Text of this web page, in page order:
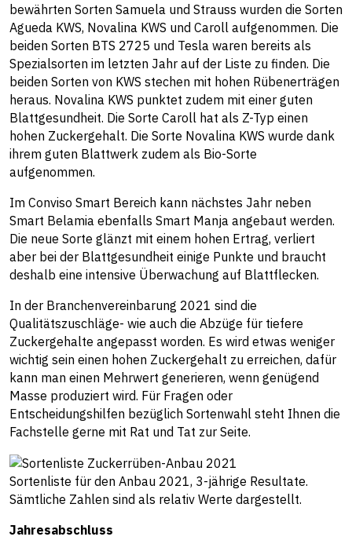
bewährten Sorten Samuela und Strauss wurden die Sorten
Agueda KWS, Novalina KWS und Caroll aufgenommen. Die
beiden Sorten BTS 2725 und Tesla waren bereits als
Spezialsorten im letzten Jahr auf der Liste zu finden. Die
beiden Sorten von KWS stechen mit hohen Rübenerträgen
heraus. Novalina KWS punktet zudem mit einer guten
Blattgesundheit. Die Sorte Caroll hat als Z-Typ einen
hohen Zuckergehalt. Die Sorte Novalina KWS wurde dank
ihrem guten Blattwerk zudem als Bio-Sorte
aufgenommen.
Im Conviso Smart Bereich kann nächstes Jahr neben
Smart Belamia ebenfalls Smart Manja angebaut werden.
Die neue Sorte glänzt mit einem hohen Ertrag, verliert
aber bei der Blattgesundheit einige Punkte und braucht
deshalb eine intensive Überwachung auf Blattflecken.
In der Branchenvereinbarung 2021 sind die
Qualitätszuschläge- wie auch die Abzüge für tiefere
Zuckergehalte angepasst worden. Es wird etwas weniger
wichtig sein einen hohen Zuckergehalt zu erreichen, dafür
kann man einen Mehrwert generieren, wenn genügend
Masse produziert wird. Für Fragen oder
Entscheidungshilfen bezüglich Sortenwahl steht Ihnen die
Fachstelle gerne mit Rat und Tat zur Seite.
Sortenliste für den Anbau 2021, 3-jährige Resultate.
Sämtliche Zahlen sind als relativ Werte dargestellt.
Jahresabschluss